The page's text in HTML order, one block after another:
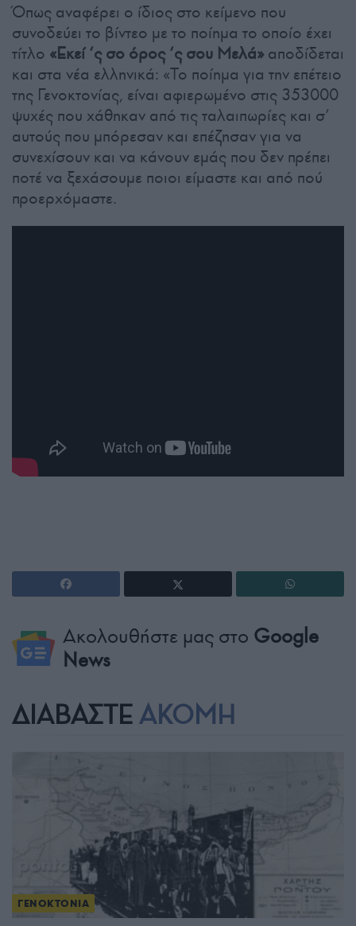
Όπως αναφέρει ο ίδιος στο κείμενο που
συνοδεύει το βίντεο με το ποίημα το οποίο έχει
τίτλο «Εκεί ‘ς σο όρος ‘ς σου Μελά» αποδίδεται
και στα νέα ελληνικά: «Το ποίημα για την επέτειο
της Γενοκτονίας, είναι αφιερωμένο στις 353000
ψυχές που χάθηκαν από τις ταλαιπωρίες και σ’
αυτούς που μπόρεσαν και επέζησαν για να
συνεχίσουν και να κάνουν εμάς που δεν πρέπει
ποτέ να ξεχάσουμε ποιοι είμαστε και από πού
προερχόμαστε.
Ακολουθήστε μας στο Google
News
ΔΙΑΒΑΣΤΕ ΑΚΟΜΗ
ΓΕΝΟΚΤΟΝΙΑ